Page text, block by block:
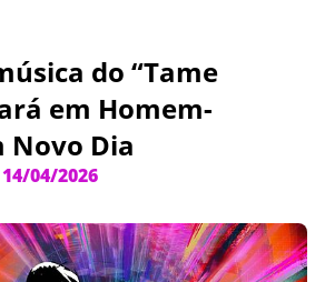
do “Tame
em Homem-
Novo Dia
14/04/2026